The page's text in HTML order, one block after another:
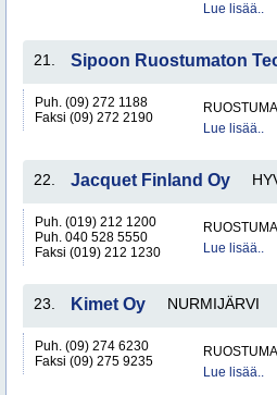
Lue lisää..
21. Sipoon Ruostumaton
Puh. (09) 272 1188
Faksi (09) 272 2190
Lue lisää..
22. Jacquet Finland Oy
Puh. (019) 212 1200
Puh. 040 528 5550
Faksi (019) 212 1230
Lue lisää..
23. Kimet Oy NURMIJÄRVI
Puh. (09) 274 6230
Faksi (09) 275 9235
Lue lisää..